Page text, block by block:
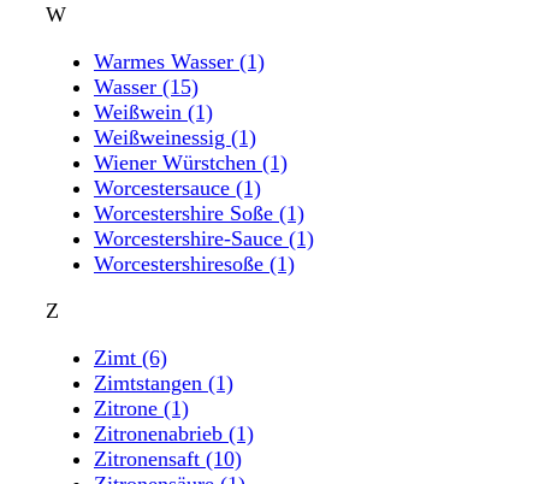
W
Warmes Wasser (1)
Wasser (15)
Weißwein (1)
Weißweinessig (1)
Wiener Würstchen (1)
Worcestersauce (1)
Worcestershire Soße (1)
Worcestershire-Sauce (1)
Worcestershiresoße (1)
Z
Zimt (6)
Zimtstangen (1)
Zitrone (1)
Zitronenabrieb (1)
Zitronensaft (10)